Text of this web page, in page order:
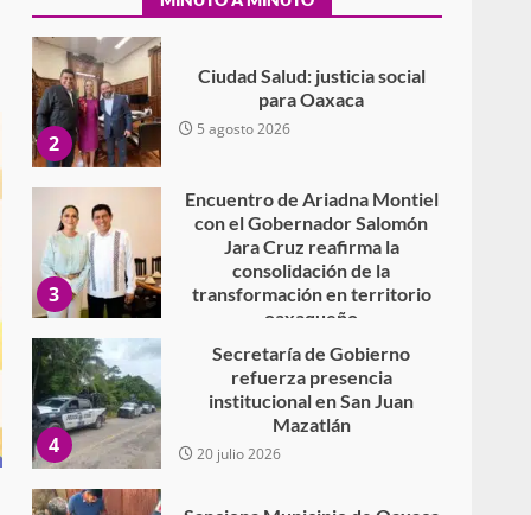
2
Encuentro de Ariadna Montiel
con el Gobernador Salomón
transformación en territorio
oaxaqueño
30 julio 2026
4
Secretaría de Gobierno
refuerza presencia
institucional en San Juan
20 julio 2026
5
Sanciona Municipio de Oaxaca
de Juárez caso de maltrato
animal tras denuncia ciudadana